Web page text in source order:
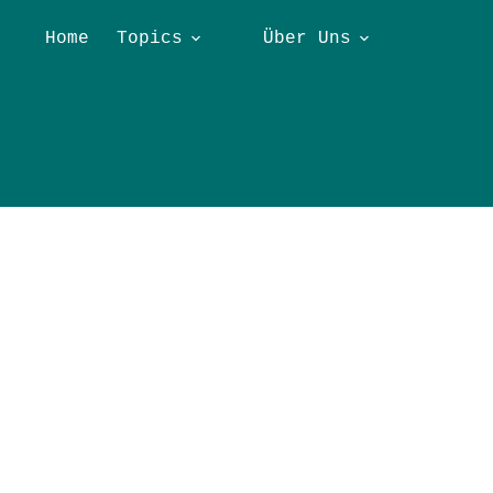
Home Topics Über Uns